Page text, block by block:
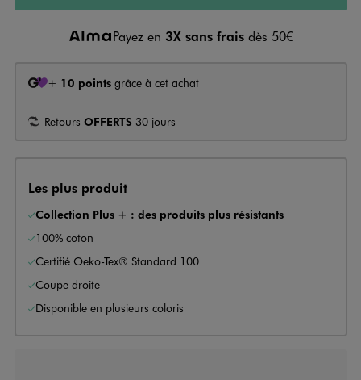
Payez en 3X sans frais dès 50€
+ 10 points grâce à cet achat
Retours OFFERTS 30 jours
Les plus produit
Collection Plus + : des produits plus résistants
100% coton
Certifié Oeko-Tex® Standard 100
Coupe droite
Disponible en plusieurs coloris